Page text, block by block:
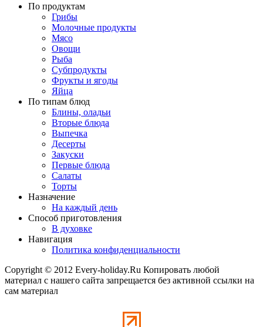
По продуктам
Грибы
Молочные продукты
Мясо
Овощи
Рыба
Субпродукты
Фрукты и ягоды
Яйца
По типам блюд
Блины, оладьи
Вторые блюда
Выпечка
Десерты
Закуски
Первые блюда
Салаты
Торты
Назначение
На каждый день
Способ приготовления
В духовке
Навигация
Политика конфиденциальности
Copyright © 2012 Every-holiday.Ru Копировать любой
материал с нашего сайта запрещается без активной ссылки на
сам материал